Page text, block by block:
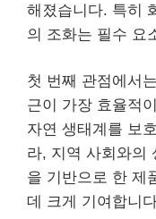
해졌습니다. 특히
의 조화는 필수 요
첫 번째 관점에서
근이 가장 효율적
자연 생태계를 보
라, 지역 사회와의
을 기반으로 한 제
데 크게 기여합니